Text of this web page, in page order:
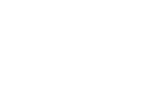
aparecem